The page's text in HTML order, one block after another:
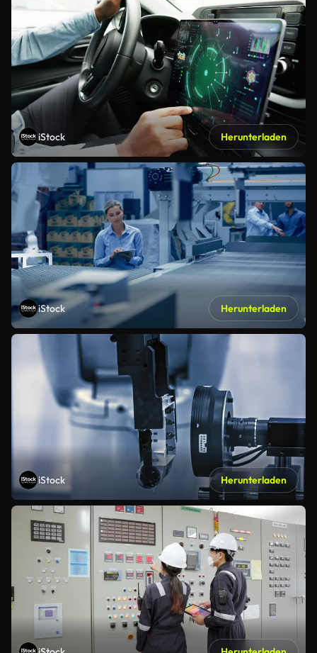
iStock Herunterladen
iStock Herunterladen
iStock Herunterladen